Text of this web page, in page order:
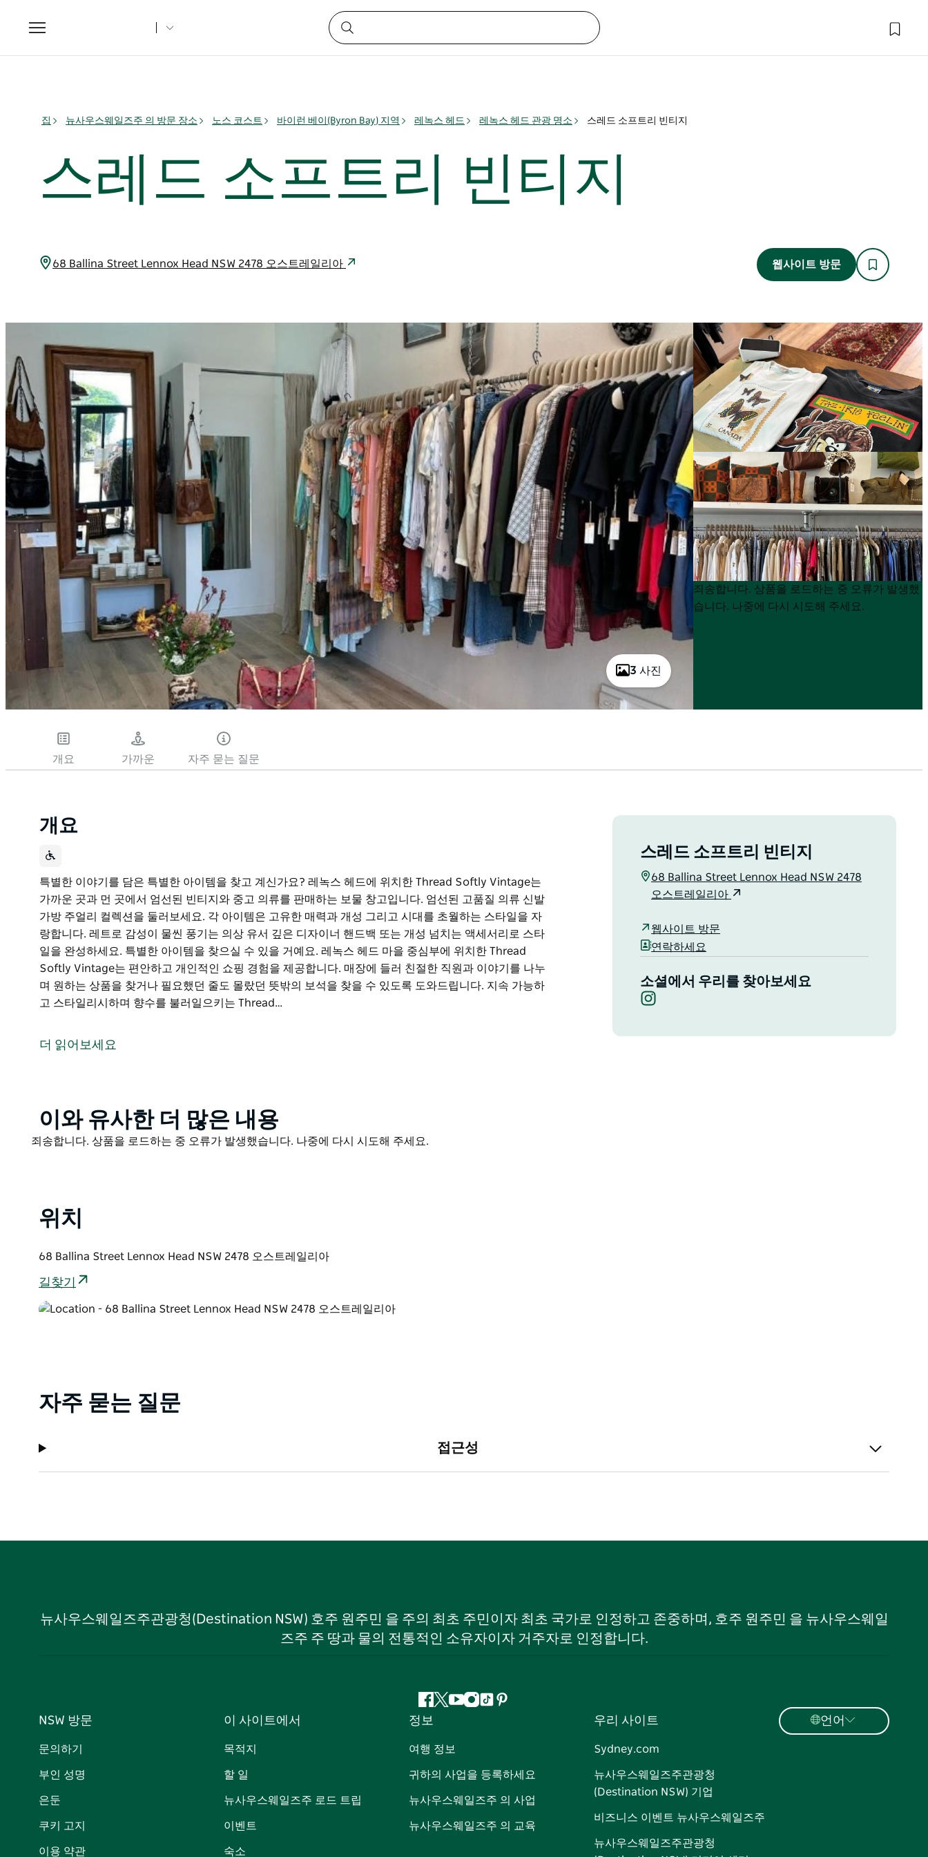
Toggle
navigation
집 뉴사우스웨일즈주 의 방문 장소 노스 코스트 바이런 베이(Byron Bay) 지역 레녹스 헤드 레녹스 헤드 관광 명소 스레드 소프트리 빈티지
스레드 소프트리 빈티지
68 Ballina Street Lennox Head NSW 2478 오스트레일리아 웹사이트 방문
3 사진
Product
List
Product
List
죄송합니다. 상품을 로드하는 중 오류가 발생했
습니다. 나중에 다시 시도해 주세요.
개요 가까운 자주 묻는 질문
개요
특별한 이야기를 담은 특별한 아이템을 찾고 계신가요? 레녹스 헤드에 위치한 Thread Softly Vintage는
가까운 곳과 먼 곳에서 엄선된 빈티지와 중고 의류를 판매하는 보물 창고입니다. 엄선된 고품질 의류 신발
가방 주얼리 컬렉션을 둘러보세요. 각 아이템은 고유한 매력과 개성 그리고 시대를 초월하는 스타일을 자
랑합니다. 레트로 감성이 물씬 풍기는 의상 유서 깊은 디자이너 핸드백 또는 개성 넘치는 액세서리로 스타
일을 완성하세요. 특별한 아이템을 찾으실 수 있을 거예요. 레녹스 헤드 마을 중심부에 위치한 Thread
Softly Vintage는 편안하고 개인적인 쇼핑 경험을 제공합니다. 매장에 들러 친절한 직원과 이야기를 나누
며 원하는 상품을 찾거나 필요했던 줄도 몰랐던 뜻밖의 보석을 찾을 수 있도록 도와드립니다. 지속 가능하
고 스타일리시하며 향수를 불러일으키는 Thread…
가까운 곳과 먼 곳에서 엄선된 빈티지와 중고 의류를 판매하는 보물 창고입니다.
레녹스 헤드 마을 중심부에 위치한 Thread Softly Vintage는 편안하고 개인적인 쇼핑 경험을 제공합니다.
매장에 들러 친절한 직원과 이야기를 나누며 원하는 상품을 찾거나 필요했던 줄도 몰랐던 뜻밖의 보석을
더 읽어보세요
스레드 소프트리 빈티지
68 Ballina Street Lennox Head NSW 2478
오스트레일리아
웹사이트 방문
연락하세요
소셜에서 우리를 찾아보세요
Product
List
이와 유사한 더 많은 내용
Product
죄송합니다. 상품을 로드하는 중 오류가 발생했습니다. 나중에 다시 시도해 주세요.
위치
68 Ballina Street Lennox Head NSW 2478 오스트레일리아
길찾기
자주 묻는 질문
접근성
뉴사우스웨일즈주관광청(Destination NSW) 호주 원주민 을 주의 최초 주민이자 최초 국가로 인정하고 존중하며, 호주 원주민 을 뉴사우스웨일
즈주 주 땅과 물의 전통적인 소유자이자 거주자로 인정합니다.
페
이
지 유 인
램
틱
핀
트
NSW 방문
문의하기
부인 성명
은둔
쿠키 고지
이용 약관
이 사이트에서
목적지
할 일
뉴사우스웨일즈주 로드 트립
이벤트
숙소
정보
여행 정보
귀하의 사업을 등록하세요
뉴사우스웨일즈주 의 사업
뉴사우스웨일즈주 의 교육
우리 사이트
Sydney.com
뉴사우스웨일즈주관광청
(Destination NSW) 기업
비즈니스 이벤트 뉴사우스웨일즈주
뉴사우스웨일즈주관광청
언어